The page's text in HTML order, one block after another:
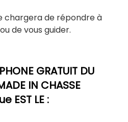
chargera de répondre à
de vous guider.
GRATUIT DU
IN CHASSE
EST LE :